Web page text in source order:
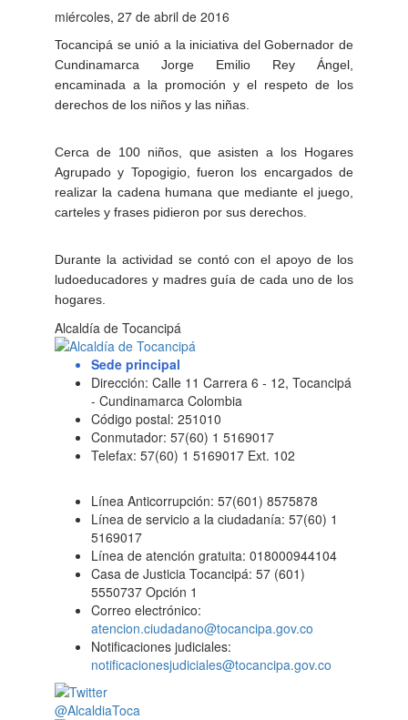
miércoles, 27 de abril de 2016
Tocancipá se unió a la iniciativa del Gobernador de
Cundinamarca Jorge Emilio Rey Ángel,
encaminada a la promoción y el respeto de los
derechos de los niños y las niñas.
Cerca de 100 niños, que asisten a los Hogares
Agrupado y Topogigio, fueron los encargados de
realizar la cadena humana que mediante el juego,
carteles y frases pidieron por sus derechos.
Durante la actividad se contó con el apoyo de los
ludoeducadores y madres guía de cada uno de los
hogares.
Alcaldía de Tocancipá
Sede principal
Dirección: Calle 11 Carrera 6 - 12, Tocancipá
- Cundinamarca Colombia
Código postal: 251010
Conmutador: 57(60) 1 5169017
Telefax: 57(60) 1 5169017 Ext. 102
Línea Anticorrupción: 57(601) 8575878
Línea de servicio a la ciudadanía: 57(60) 1
5169017
Línea de atención gratuita: 018000944104
Casa de Justicia Tocancipá: 57 (601)
5550737 Opción 1
Correo electrónico:
atencion.ciudadano@tocancipa.gov.co
Notificaciones judiciales:
notificacionesjudiciales@tocancipa.gov.co
@AlcaldiaToca